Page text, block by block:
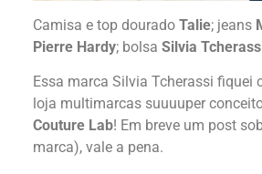
Camisa e top dourado Talie; jeans
Pierre Hardy; bolsa Silvia
Essa marca Silvia Tcherassi fiquei
loja multimarcas suuuuper
Couture Lab! Em breve um post
marca), vale a pena.